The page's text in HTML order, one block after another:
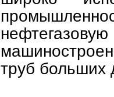
труб больших